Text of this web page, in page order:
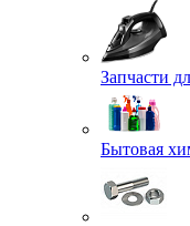
Запчасти
Бытовая